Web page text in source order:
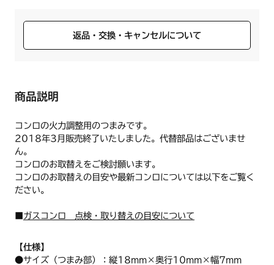
返品・交換・キャンセルについて
商品説明
コンロの火力調整用のつまみです。
2018年3月 販売終了いたしました。代替部品はございませ
ん。
コンロのお取替えをご検討願います。
コンロのお取替えの目安や最新コンロについては以下をご覧く
ださい。
ガスコンロ 点検・取り替えの目安について
【仕様】
●サイズ（つまみ部）：縦18mm×奥行10mm×幅7mm